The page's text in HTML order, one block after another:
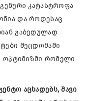
კატასტროფა
და როდესაც
გაბედულად
შეცდომაში
ოპტიმიზმი რომელი
აცხადებს, შავი